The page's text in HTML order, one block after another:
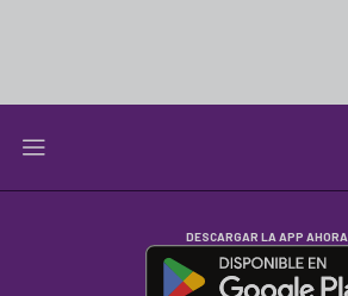
DESCARGAR LA APP AHORA